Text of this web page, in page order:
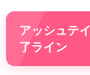
アッシュテ
了ライン